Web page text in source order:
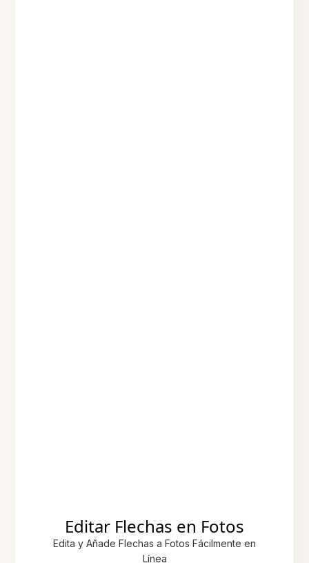
Editar Flechas en Fotos
Edita y Añade Flechas a Fotos Fácilmente en
Línea